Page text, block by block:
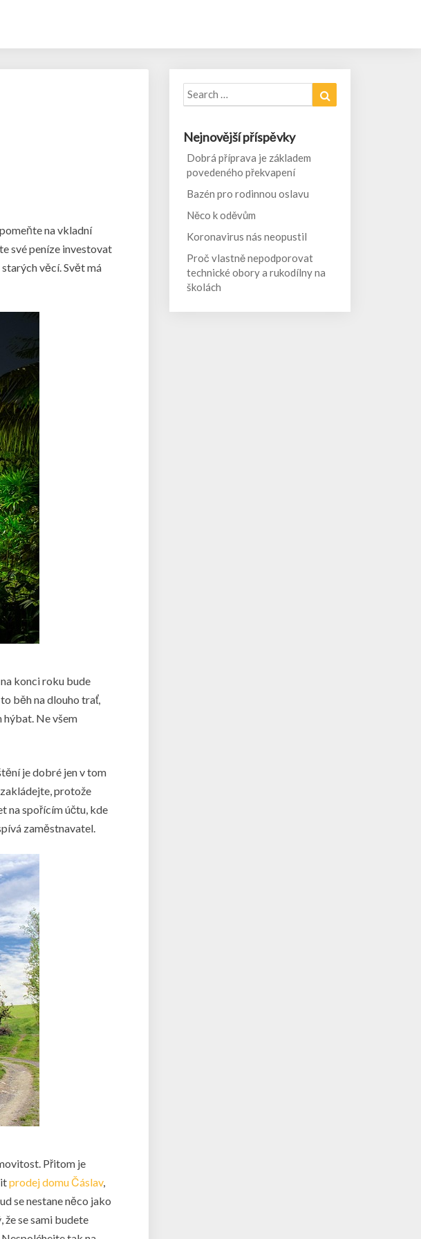
na vkladní
své peníze investovat
věcí. Svět má
konci roku bude
běh na dlouho trať,
hýbat. Ne všem
je dobré jen v tom
protože
na spořícím účtu, kde
zaměstnavatel.
Přitom je
prodej domu Čáslav,
se nestane něco jako
se sami budete
Search
for:
Nejnovější příspěvky
Dobrá příprava je základem
povedeného překvapení
Bazén pro rodinnou oslavu
Něco k oděvům
Koronavirus nás neopustil
Proč vlastně nepodporovat
technické obory a rukodílny na
školách